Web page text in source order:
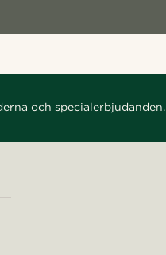
och specialerbjudanden.